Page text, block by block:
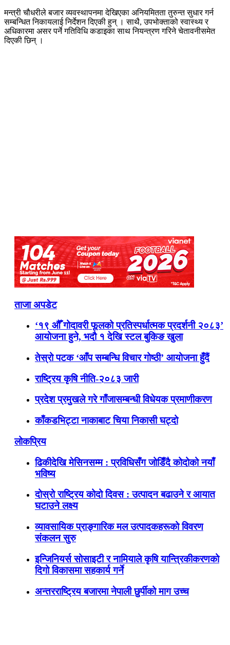
मन्त्री चौधरीले बजार व्यवस्थापनमा देखिएका अनियमितता तुरुन्त सुधार गर्न
सम्बन्धित निकायलाई निर्देशन दिएकी हुन् । साथै, उपभोक्ताको स्वास्थ्य र
अधिकारमा असर पर्ने गतिविधि कडाइका साथ नियन्त्रण गरिने चेतावनीसमेत
दिएकी छिन् ।
ताजा अपडेट
‘१९ औँ गोदावरी फूलको प्रतिस्पर्धात्मक प्रदर्शनी २०८३’
आयोजना हुने, भदौ १ देखि स्टल बुकिङ खुला
तेस्रो पटक ‘आँप सम्बन्धि विचार गोष्ठी’ आयोजना हुँदैं
राष्ट्रिय कृषि नीति-२०८३ जारी
प्रदेश प्रमुखले गरे गाँजासम्बन्धी विधेयक प्रमाणीकरण
काँकडभिट्टा नाकाबाट चिया निकासी घट्दो
लोकप्रिय
ढिकीदेखि मेसिनसम्म : प्रविधिसँग जोडिँदै कोदोको नयाँ
भविष्य
दोस्रो राष्ट्रिय कोदो दिवस : उत्पादन बढाउने र आयात
घटाउने लक्ष्य
व्यावसायिक प्राङ्गारिक मल उत्पादकहरूको विवरण
संकलन सुरु
इन्जिनियर्स सोसाइटी र नामियाले कृषि यान्त्रिकीकरणको
दिगो विकासमा सहकार्य गर्ने
अन्तरराष्ट्रिय बजारमा नेपाली छुर्पीको माग उच्च